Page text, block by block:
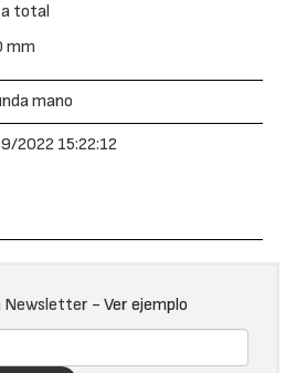
total
mm
mano
2022 15:22:12
Newsletter - Ver ejemplo